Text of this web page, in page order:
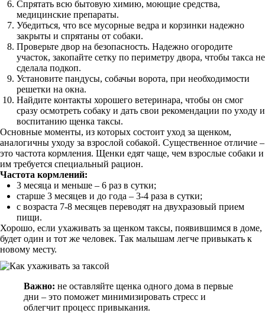
Спрятать всю бытовую химию, моющие средства,
медицинские препараты.
Убедиться, что все мусорные ведра и корзинки надежно
закрыты и спрятаны от собаки.
Проверьте двор на безопасность. Надежно огородите
участок, закопайте сетку по периметру двора, чтобы такса не
сделала подкоп.
Установите пандусы, собачьи ворота, при необходимости
решетки на окна.
Найдите контакты хорошего ветеринара, чтобы он смог
сразу осмотреть собаку и дать свои рекомендации по уходу и
воспитанию щенка таксы.
Основные моменты, из которых состоит уход за щенком,
аналогичны уходу за взрослой собакой. Существенное отличие –
это частота кормления. Щенки едят чаще, чем взрослые собаки и
им требуется специальный рацион.
Частота кормлений:
3 месяца и меньше – 6 раз в сутки;
старше 3 месяцев и до года – 3-4 раза в сутки;
с возраста 7-8 месяцев переводят на двухразовый прием
пищи.
Хорошо, если ухаживать за щенком таксы, появившимся в доме,
будет один и тот же человек. Так малышам легче привыкать к
новому месту.
Важно: не оставляйте щенка одного дома в первые
дни – это поможет минимизировать стресс и
облегчит процесс привыкания.